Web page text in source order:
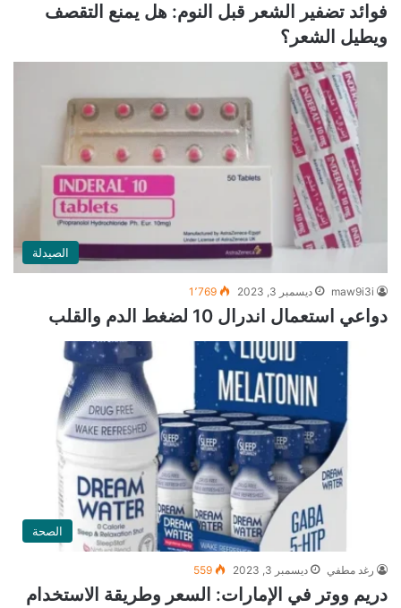
فوائد تضفير الشعر قبل النوم: هل يمنع التقصف
ويطيل الشعر؟
الصيدلة
maw9i3i ديسمبر 3, 2023 1٬769
دواعي استعمال اندرال 10 لضغط الدم والقلب
الصحة
رغد مطفي ديسمبر 3, 2023 559
دريم ووتر في الإمارات: السعر وطريقة الاستخدام